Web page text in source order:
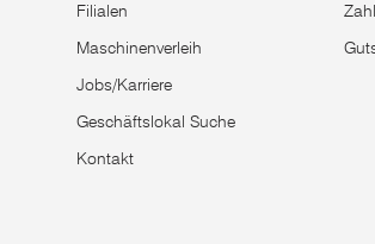
Filialen
Maschinenverleih
Jobs/Karriere
Geschäftslokal Suche
Kontakt